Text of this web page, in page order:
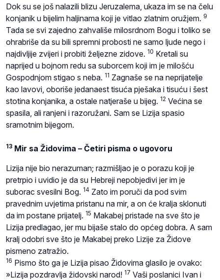
Dok su se još nalazili blizu Jeruzalema, ukaza im se na čelu
konjanik u bijelim haljinama koji je vitlao zlatnim oružjem. 9
Tada se svi zajedno zahvališe milosrdnom Bogu i toliko se
ohrabriše da su bili spremni probosti ne samo ljude nego i
najdivljije zvijeri i probiti željezne zidove. 10 Kretali su
naprijed u bojnom redu sa suborcem koji im je milošću
Gospodnjom stigao s neba. 11 Zagnaše se na neprijatelje
kao lavovi, oboriše jedanaest tisuća pješaka i tisuću i šest
stotina konjanika, a ostale natjeraše u bijeg. 12 Većina se
spasila, ali ranjeni i razoružani. Sam se Lizija spasio
sramotnim bijegom.
13 Mir sa Židovima – Četiri pisma o ugovoru
Lizija nije bio nerazuman; razmišljao je o porazu koji je
pretrpio i uvidio je da su Hebreji nepobjedivi jer im je
suborac svesilni Bog. 14 Zato im poruči da pod svim
pravednim uvjetima pristanu na mir, a on će kralja sklonuti
da im postane prijatelj. 15 Makabej pristade na sve što je
Lizija predlagao, jer mu bijaše stalo do općeg dobra. A sam
kralj odobri sve što je Makabej preko Lizije za Židove
pismeno zatražio.
16 Pismo što ga je Lizija pisao Židovima glasilo je ovako:
»Lizija pozdravlja židovski narod! 17 Vaši poslanici Ivan i